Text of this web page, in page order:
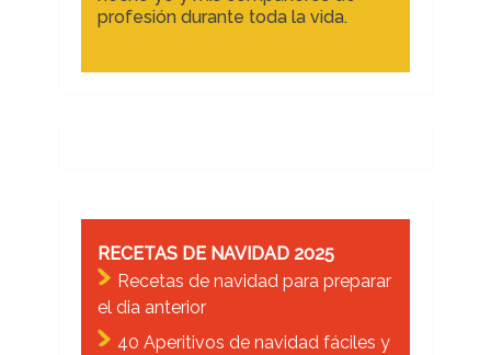
profesión durante toda la vida.
RECETAS DE NAVIDAD 2025
Recetas de navidad para preparar
el dia anterior
40 Aperitivos de navidad fáciles y